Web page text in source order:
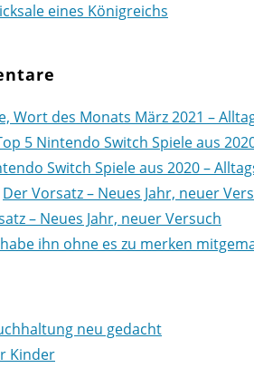
eines Königreichs
Wort des Monats März 2021 –
5 Nintendo Switch Spiele aus
Switch Spiele aus 2020 –
Der Vorsatz – Neues Jahr, neuer
– Neues Jahr, neuer Versuch
ihn ohne es zu merken
neu gedacht
Kinder